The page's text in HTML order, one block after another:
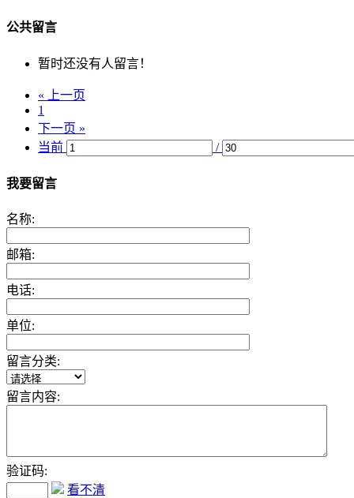
公共留言
暂时还没有人留言！
« 上一页
1
下一页 »
当前
/
我要留言
名称:
邮箱:
电话:
单位:
留言分类:
留言内容:
验证码:
看不清